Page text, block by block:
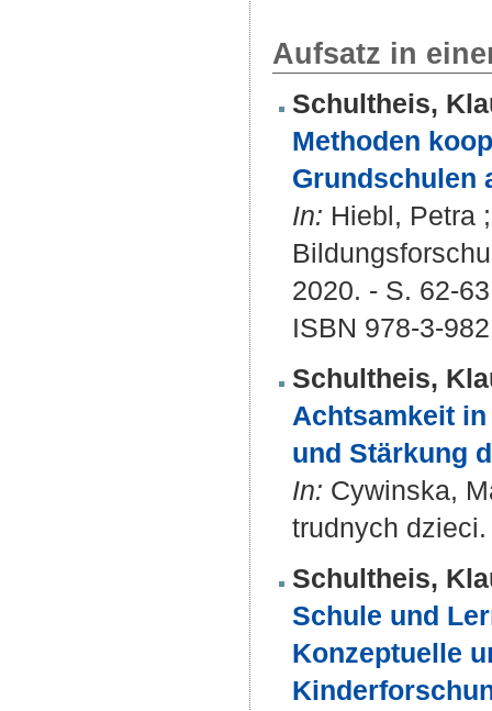
Aufsatz in
Schultheis,
Methoden
Grundschulen
In: Hiebl, Petra
2020. - S. 62-63
ISBN 978-3-
Schultheis,
Achtsamkeit
und Stärkung
In: Cywinska,
trudnych
Schultheis,
Schule und
Konzeptuelle